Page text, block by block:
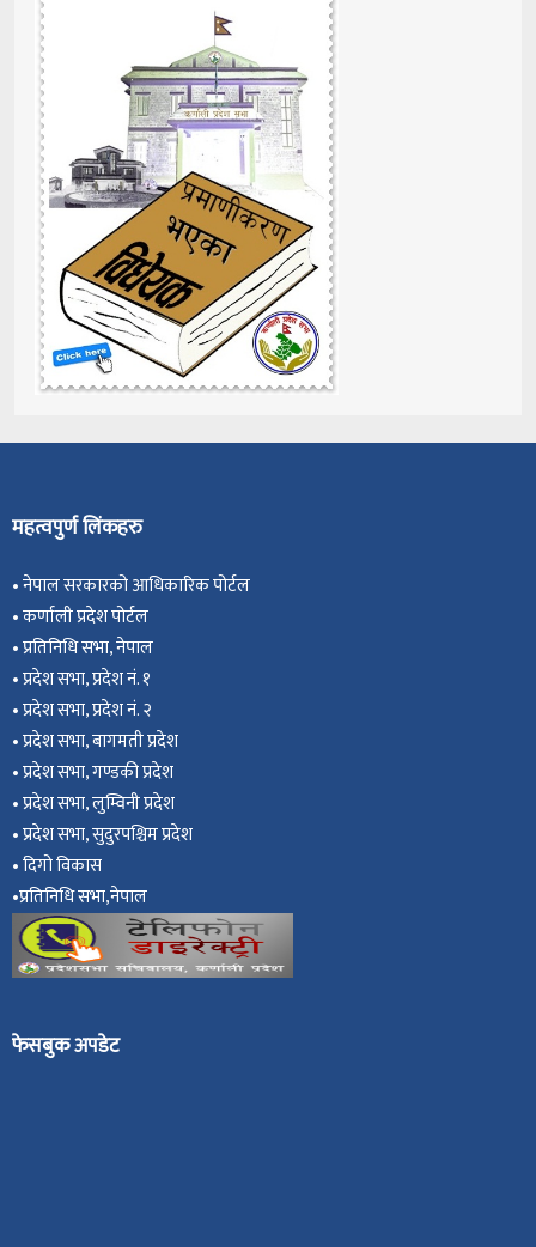
महत्वपुर्ण लिंकहरु
•नेपाल सरकारको आधिकारिक पोर्टल
•कर्णाली प्रदेश पोर्टल
•प्रतिनिधि सभा, नेपाल
•प्रदेश सभा, प्रदेश नं. १
•प्रदेश सभा, प्रदेश नं. २
•प्रदेश सभा, बागमती प्रदेश
•प्रदेश सभा, गण्डकी प्रदेश
•प्रदेश सभा, लुम्विनी प्रदेश
•प्रदेश सभा, सुदुरपश्चिम प्रदेश
•दिगो विकास
•प्रतिनिधि सभा,नेपाल
फेसबुक अपडेट